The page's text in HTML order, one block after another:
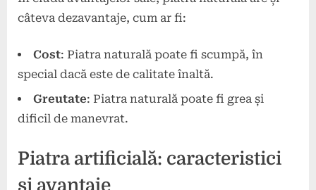
câteva dezavantaje, cum ar fi:
Cost: Piatra naturală poate fi scumpă, în
special dacă este de calitate înaltă.
Greutate: Piatra naturală poate fi grea și
dificil de manevrat.
Piatra artificială: caracteristici
și avantaje